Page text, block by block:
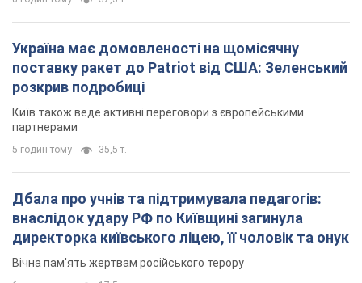
внаслідок удару РФ по Київщині загинула
директорка київського ліцею, її чоловік та онук
Вічна пам'ять жертвам російського терору
6 годин тому 17,5 т.